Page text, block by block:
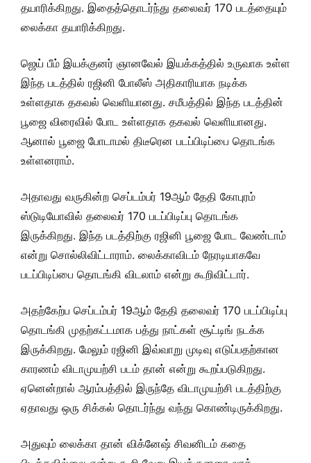
தயாரிக்கிறது. இதைத்தொடர்ந்து தலைவர் 170 படத்தையும்
லைக்கா தயாரிக்கிறது.
ஜெய் பீம் இயக்குனர் ஞானவேல் இயக்கத்தில் உருவாக உள்ள
இந்த படத்தில் ரஜினி போலீஸ் அதிகாரியாக நடிக்க
உள்ளதாக தகவல் வெளியானது. சமீபத்தில் இந்த படத்தின்
பூஜை விரைவில் போட உள்ளதாக தகவல் வெளியானது.
ஆனால் பூஜை போடாமல் திடீரென படப்பிடிப்பை தொடங்க
உள்ளனராம்.
அதாவது வருகின்ற செப்டம்பர் 19ஆம் தேதி கோபுரம்
ஸ்டுடியோவில் தலைவர் 170 படப்பிடிப்பு தொடங்க
இருக்கிறது. இந்த படத்திற்கு ரஜினி பூஜை போட வேண்டாம்
என்று சொல்லிவிட்டாராம். லைக்காவிடம் நேரடியாகவே
படப்பிடிப்பை தொடங்கி விடலாம் என்று கூறிவிட்டார்.
அதற்கேற்ப செப்டம்பர் 19ஆம் தேதி தலைவர் 170 படப்பிடிப்பு
தொடங்கி முதற்கட்டமாக பத்து நாட்கள் சூட்டிங் நடக்க
இருக்கிறது. மேலும் ரஜினி இவ்வாறு முடிவு எடுப்பதற்கான
காரணம் விடாமுயற்சி படம் தான் என்று கூறப்படுகிறது.
ஏனென்றால் ஆரம்பத்தில் இருந்தே விடாமுயற்சி படத்திற்கு
ஏதாவது ஒரு சிக்கல் தொடர்ந்து வந்து கொண்டிருக்கிறது.
அதுவும் லைக்கா தான் விக்னேஷ் சிவனிடம் கதை